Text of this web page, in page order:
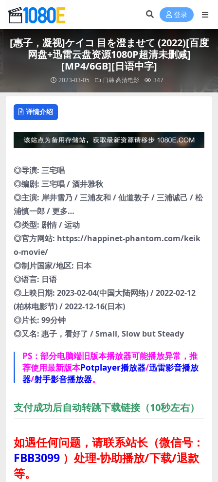
登录
[惠子，凝视]ケイコ 目を澄ませて (2022)[百度
网盘+迅雷云盘资源1080P超清未删减]
[MP4/6GB][日语中字]
2023-03-05 日韩高清电影 347
详情介绍
◎导演: 三宅唱
◎编剧: 三宅唱 / 酒井雅秋
◎主演: 岸井雪乃 / 三浦友和 / 仙道敦子 / 三浦诚己 / 松
浦慎一郎 / 更多…
◎类型: 剧情 / 运动
◎官方网站: https://happinet-phantom.com/keik
o-movie/
◎制片国家/地区: 日本
◎语言: 日语
◎上映日期: 2023-02-04(中国大陆网络) / 2022-02-12
(柏林电影节) / 2022-12-16(日本)
◎片长: 99分钟
◎又名: 惠子，看好了 / Small, Slow but Steady
PS：部分电脑端旧版本播放器可能播放异常，推
荐使用最新版本Potplayer播放器/迅雷影音播放
器/射手影音播放器。
支付成功后自动转跳下载链接（10秒左右）
如遇任何问题，请联系站长（微信号：
FBB3099 ） 处理-协助播放/下载/退款
等。